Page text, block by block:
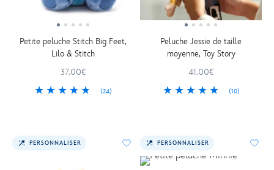
Petite peluche Stitch Big Feet,
Lilo & Stitch
37.00€
(24)
Peluche Jessie de taille
moyenne, Toy Story
41.00€
(10)
PERSONNALISER PERSONNALISER